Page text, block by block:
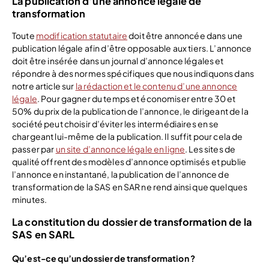
transformation
Toute modification statutairedoit être annoncée dans une
publication légale afin d’être opposable aux tiers. L’annonce
doit être insérée dans un journal d’annonce légales et
répondre à des normes spécifiques que nous indiquons dans
notre article sur la rédaction et le contenu d’une annonce
légale. Pour gagner du temps et économiser entre 30 et
50% du prix de la publication de l’annonce, le dirigeant de la
société peut choisir d’éviter les intermédiaires en se
chargeant lui-même de la publication. Il suffit pour cela de
passer par un site d’annonce légale en ligne. Les sites de
qualité offrent des modèles d’annonce optimisés et publie
l’annonce en instantané, la publication de l’annonce de
transformation de la SAS en SAR ne rend ainsi que quelques
minutes.
La constitution du dossier de transformation de la
SAS en SARL
Qu’est-ce qu’un dossier de transformation ?